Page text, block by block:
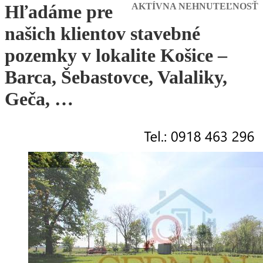
AKTÍVNA NEHNUTEĽNOSŤ
Hľadáme pre
našich klientov stavebné
pozemky v lokalite Košice –
Barca, Šebastovce, Valaliky,
Geča, …